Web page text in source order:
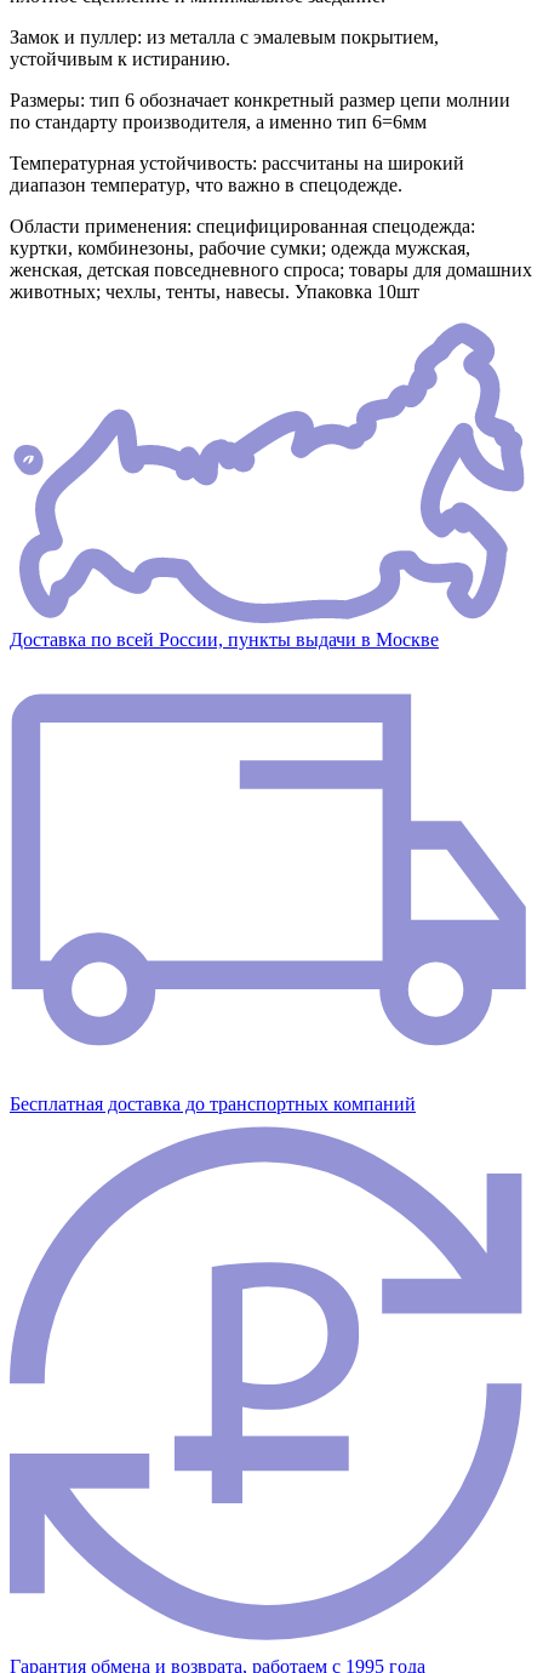
Замок и пуллер: из металла с эмалевым покрытием,
устойчивым к истиранию.
Размеры: тип 6 обозначает конкретный размер цепи молнии
по стандарту производителя, а именно тип 6=6мм
Температурная устойчивость: рассчитаны на широкий
диапазон температур, что важно в спецодежде.
Области применения: специфицированная спецодежда:
куртки, комбинезоны, рабочие сумки; одежда мужская,
женская, детская повседневного спроса; товары для домашних
животных; чехлы, тенты, навесы. Упаковка 10шт
Доставка по всей России, пункты выдачи в Москве
Бесплатная доставка до транспортных компаний
Гарантия обмена и возврата, работаем с 1995 года